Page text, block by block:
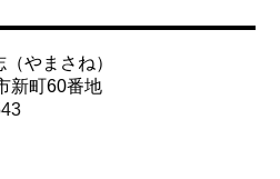
やまさね）
新町60番地